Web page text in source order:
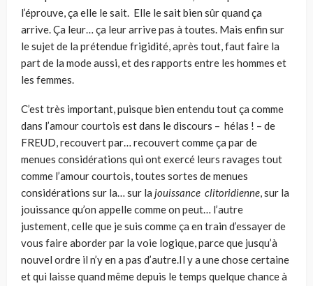
l’éprouve, ça elle le sait. Elle le sait bien sûr quand ça
arrive. Ça leur… ça leur arrive pas à toutes. Mais enfin sur
le sujet de la prétendue frigidité, après tout, faut faire la
part de la mode aussi, et des rapports entre les hommes et
les femmes.
C’est très important, puisque bien entendu tout ça comme
dans l’amour courtois est dans le discours – hélas ! – de
FREUD, recouvert par… recouvert comme ça par de
menues considérations qui ont exercé leurs ravages tout
comme l’amour courtois, toutes sortes de menues
considérations sur la… sur la jouissance clitoridienne, sur la
jouissance qu’on appelle comme on peut… l’autre
justement, celle que je suis comme ça en train d’essayer de
vous faire aborder par la voie logique, parce que jusqu’à
nouvel ordre il n’y en a pas d’autre.Il y a une chose certaine
et qui laisse quand même depuis le temps quelque chance à